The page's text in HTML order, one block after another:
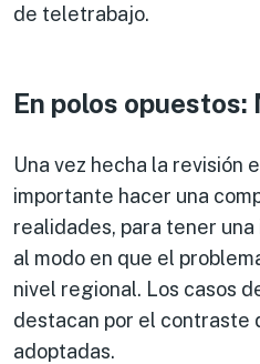
de teletrabajo.
En polos
Una vez hecha la revisión
importante hacer una
realidades, para tener
al modo en que el
nivel regional. Los casos
destacan por el contraste
adoptadas.